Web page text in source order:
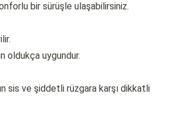
bir sürüşle ulaşabilirsiniz.
oldukça uygundur.
sis ve şiddetli rüzgara karşı dikkatli